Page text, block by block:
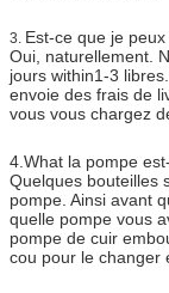
3. Est-ce que je
Oui, naturellement.
jours within1-3
envoie des frais de
vous vous chargez
4.What la pompe
Quelques bouteilles
pompe. Ainsi avant
quelle pompe vous
pompe de cuir
cou pour le changer